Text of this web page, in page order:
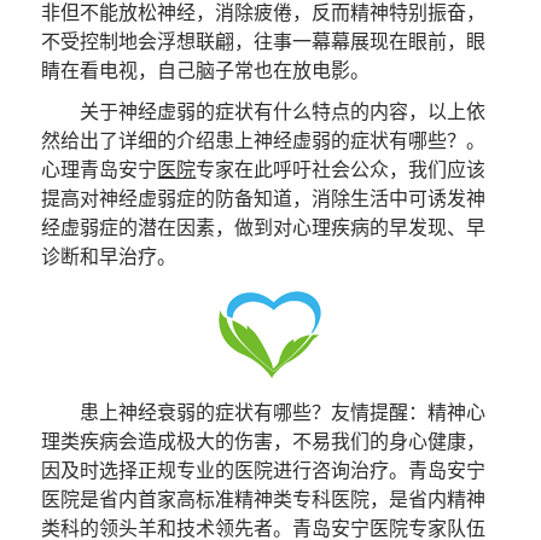
非但不能放松神经，消除疲倦，反而精神特别振奋，
不受控制地会浮想联翩，往事一幕幕展现在眼前，眼
睛在看电视，自己脑子常也在放电影。
关于神经虚弱的症状有什么特点的内容，以上依
然给出了详细的介绍患上神经虚弱的症状有哪些？。
心理青岛安宁 医院专家在此呼吁社会公众，我们应该
提高对神经虚弱症的防备知道，消除生活中可诱发神
经虚弱症的潜在因素，做到对心理疾病的早发现、早
诊断和早治疗。
患上神经衰弱的症状有哪些？ 友情提醒 ：精神心
理类疾病会造成极大的伤害，不易我们的身心健康，
因及时选择正规专业的医院进行咨询治疗。青岛安宁
医院是省内首家高标准精神类专科医院，是省内精神
类科的领头羊和技术领先者。青岛安宁医院专家队伍